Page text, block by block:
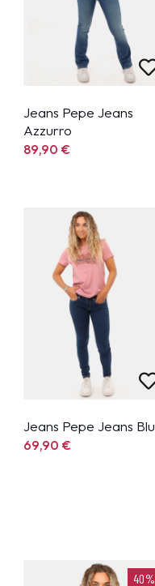
Jeans Pepe Jeans
Azzurro
89,90€
Jeans Pepe Jeans Blu
69,90€
40%